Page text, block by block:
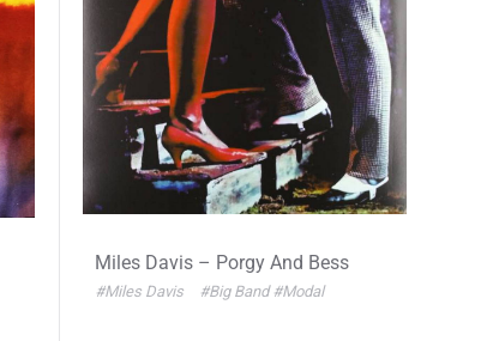
Miles Davis – Porgy And Bess
#Miles Davis #Big Band #Modal